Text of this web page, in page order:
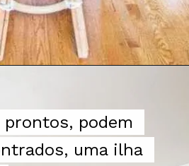
prontos, podem
uma ilha
prontos, podem
uma ilha